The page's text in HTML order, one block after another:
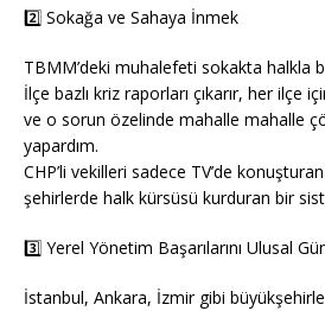
2️⃣ Sokağa ve Sahaya İnmek
TBMM’deki muhalefeti sokakta halkla
İlçe bazlı kriz raporları çıkarır, her ilçe
ve o sorun özelinde mahalle mahalle
yapardım.
CHP’li vekilleri sadece TV’de
şehirlerde halk kürsüsü kurduran bir
3️⃣ Yerel Yönetim Başarılarını Ulusal
İstanbul, Ankara, İzmir gibi